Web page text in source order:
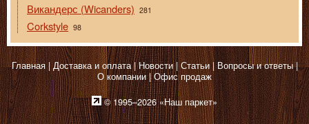
Викандерс (Wicanders) 281
Corkstyle 98
Главная Доставка и оплата Новости Статьи Вопросы и ответы
О компании Офис продаж
© 1995–2026 «Наш паркет»